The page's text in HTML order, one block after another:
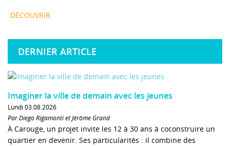
DÉCOUVRIR
DERNIER ARTICLE
Imaginer la ville de demain avec les jeunes
Lundi 03.08.2026
Par Diego Rigamonti et Jérôme Grand
À Carouge, un projet invite les 12 à 30 ans à coconstruire un
quartier en devenir. Ses particularités : il combine des